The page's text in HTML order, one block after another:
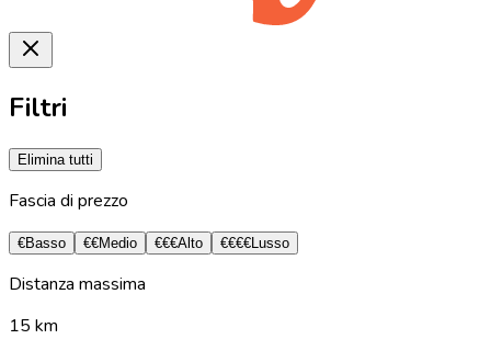
Filtri
Elimina tutti
Fascia di prezzo
€Basso €€Medio €€€Alto €€€€ Lusso
Distanza massima
15 km